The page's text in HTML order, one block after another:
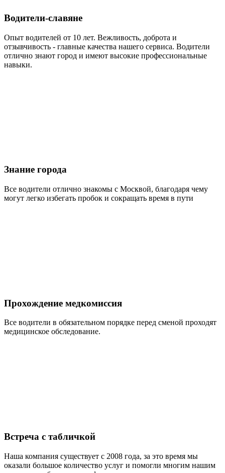
Водители-славяне
Опыт водителей от 10 лет. Вежливость, доброта и
отзывчивость - главные качества нашего сервиса. Водители
отлично знают город и имеют высокие профессиональные
навыки.
Знание города
Все водители отлично знакомы с Москвой, благодаря чему
могут легко избегать пробок и сокращать время в пути
Прохождение медкомиссия
Все водители в обязательном порядке перед сменой проходят
медицинское обследование.
Встреча с табличкой
Наша компания существует с 2008 года, за это время мы
оказали большое количество услуг и помогли многим нашим